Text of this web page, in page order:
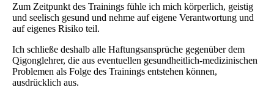
Zum Zeitpunkt des Trainings fühle ich mich körperlich, geistig
und seelisch gesund und nehme auf eigene Verantwortung und
auf eigenes Risiko teil.
Ich schließe deshalb alle Haftungsansprüche gegenüber dem
Qigonglehrer, die aus eventuellen gesundheitlich-medizinischen
Problemen als Folge des Trainings entstehen können,
ausdrücklich aus.